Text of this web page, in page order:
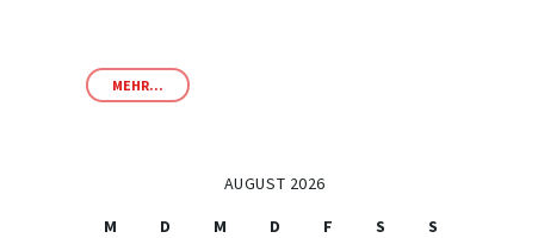
MEHR...
AUGUST 2026
M
D M D F S
S